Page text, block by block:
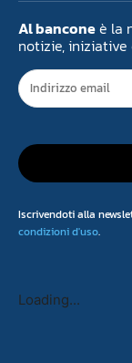
Al banconeè la
notizie,
Iscrivendoti alla
condizioni d'uso.
Loading...